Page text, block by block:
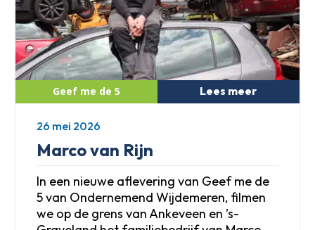
Marco van Rijn
In een nieuwe aflevering van Geef me de
5 van Ondernemend Wijdemeren, filmen
we op de grens van Ankeveen en ’s-
Lees meer
26 mei 2026